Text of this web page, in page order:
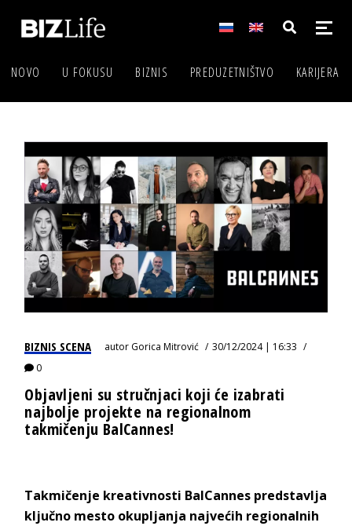
NOVO U FOKUSU BIZNIS PREDUZETNIŠTVO KARIJERA
BIZNIS SCENA autor Gorica Mitrović
30/12/2024 | 16:33
0
Objavljeni su stručnjaci koji će izabrati
najbolje projekte na regionalnom
takmičenju BalCannes!
Takmičenje kreativnosti BalCannes predstavlja
ključno mesto okupljanja najvećih regionalnih